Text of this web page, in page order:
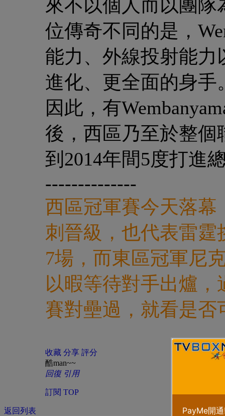
來不以個人而以團
位傳奇不同的是，
能力、外線投射能
進化、更全面的身手
因此，有
後，西區乃至於整個
到2014年間5度打進
--------------
西區冠軍賽今天落幕
刺晉級，也代表雷
7場，而東區冠軍尼
以暇等待對手出爐
賽對壘過，就看是否
收藏 分享 評分
酷man~~
回復 引用
訂閱 TOP
返回列表